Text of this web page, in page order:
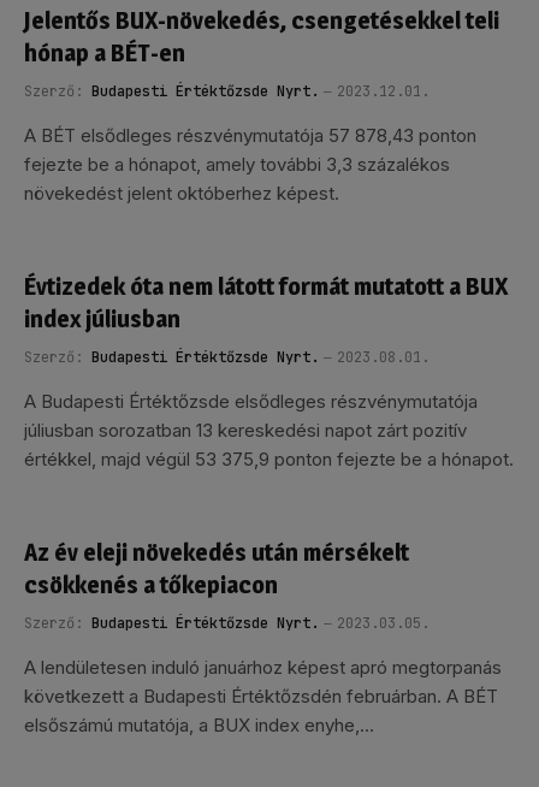
Jelentős BUX-növekedés, csengetésekkel teli
hónap a BÉT-en
Szerző: Budapesti Értéktőzsde Nyrt. 2023.12.01.
A BÉT elsődleges részvénymutatója 57 878,43 ponton
fejezte be a hónapot, amely további 3,3 százalékos
növekedést jelent októberhez képest.
Évtizedek óta nem látott formát mutatott a BUX
index júliusban
Szerző: Budapesti Értéktőzsde Nyrt. 2023.08.01.
A Budapesti Értéktőzsde elsődleges részvénymutatója
júliusban sorozatban 13 kereskedési napot zárt pozitív
értékkel, majd végül 53 375,9 ponton fejezte be a hónapot.
Az év eleji növekedés után mérsékelt
csökkenés a tőkepiacon
Szerző: Budapesti Értéktőzsde Nyrt. 2023.03.05.
A lendületesen induló januárhoz képest apró megtorpanás
következett a Budapesti Értéktőzsdén februárban. A BÉT
elsőszámú mutatója, a BUX index enyhe,…